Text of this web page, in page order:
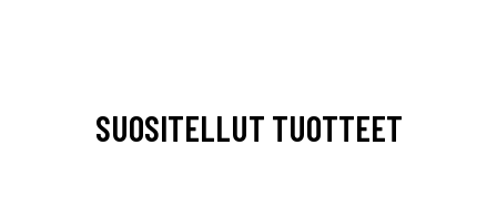
SUOSITELLUT TUOTTEET